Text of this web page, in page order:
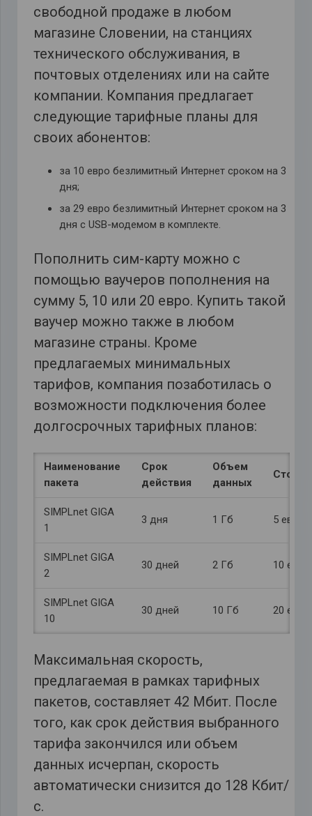
свободной продаже в любом
магазине Словении, на станциях
технического обслуживания, в
почтовых отделениях или на сайте
компании. Компания предлагает
следующие тарифные планы для
своих абонентов:
за 10 евро безлимитный Интернет сроком на 3
дня;
за 29 евро безлимитный Интернет сроком на 3
дня с USB-модемом в комплекте.
Пополнить сим-карту можно с
помощью ваучеров пополнения на
сумму 5, 10 или 20 евро. Купить такой
ваучер можно также в любом
магазине страны. Кроме
предлагаемых минимальных
тарифов, компания позаботилась о
возможности подключения более
долгосрочных тарифных планов:
Наименование
пакета
Срок
действия
Объем
данных
SIMPLnet GIGA
1
3 дня 1 Гб 5 евро
SIMPLnet GIGA
2
30 дней 2 Гб 10 евро
SIMPLnet GIGA
10
30 дней 10 Гб 20 евро
Максимальная скорость,
предлагаемая в рамках тарифных
пакетов, составляет 42 Мбит. После
того, как срок действия выбранного
тарифа закончился или объем
данных исчерпан, скорость
автоматически снизится до 128 Кбит/
с.